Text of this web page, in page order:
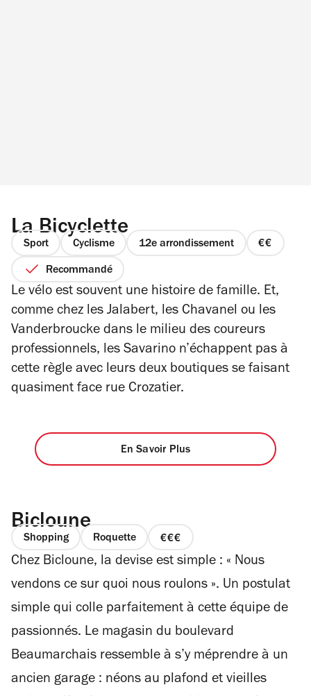
La Bicyclette
Sport Cyclisme 12e arrondissement
prix
sur
Recommandé
Le vélo est souvent une histoire de famille. Et,
comme chez les Jalabert, les Chavanel ou les
Vanderbroucke dans le milieu des coureurs
professionnels, les Savarino n’échappent pas à
cette règle avec leurs deux boutiques se faisant
quasiment face rue Crozatier.
En Savoir Plus
Bicloune
Shopping Roquette
prix
3
sur
Chez Bicloune, la devise est simple : « Nous
vendons ce sur quoi nous roulons ». Un postulat
simple qui colle parfaitement à cette équipe de
passionnés. Le magasin du boulevard
Beaumarchais ressemble à s’y méprendre à un
ancien garage : néons au plafond et vieilles